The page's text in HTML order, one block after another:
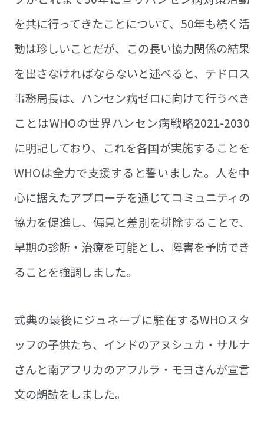
を共に行ってきたことについて、50年も続く活
動は珍しいことだが、この長い協力関係の結果
を出さなければならないと述べると、テドロス
事務局長は、ハンセン病ゼロに向けて行うべき
ことはWHOの世界ハンセン病戦略2021-2030
に明記しており、これを各国が実施することを
WHOは全力で支援すると誓いました。人を中
心に据えたアプローチを通じてコミュニティの
協力を促進し、偏見と差別を排除することで、
早期の診断・治療を可能とし、障害を予防でき
ることを強調しました。
式典の最後にジュネーブに駐在するWHOスタ
ッフの子供たち、インドのアヌシュカ・サルナ
さんと南アフリカのアフルラ・モヨさんが宣言
文の朗読をしました。